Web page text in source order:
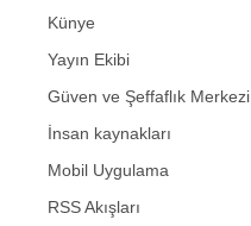
Künye
Yayın Ekibi
Güven ve Şeffaflık Merkezi
İnsan kaynakları
Mobil Uygulama
RSS Akışları